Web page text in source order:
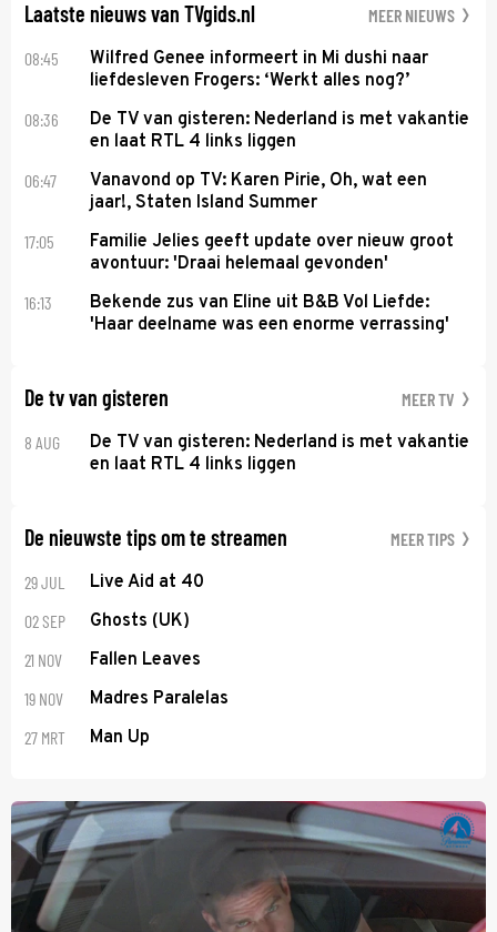
Laatste nieuws van TVgids.nl MEER NIEUWS
08:45
Wilfred Genee informeert in Mi dushi naar
liefdesleven Frogers: ‘Werkt alles nog?’
08:36
De TV van gisteren: Nederland is met vakantie
en laat RTL 4 links liggen
06:47
Vanavond op TV: Karen Pirie, Oh, wat een
jaar!, Staten Island Summer
17:05
Familie Jelies geeft update over nieuw groot
avontuur: 'Draai helemaal gevonden'
16:13
Bekende zus van Eline uit B&B Vol Liefde:
'Haar deelname was een enorme verrassing'
De tv van gisteren MEER TV
8 AUG
De TV van gisteren: Nederland is met vakantie
en laat RTL 4 links liggen
De nieuwste tips om te streamen MEER TIPS
29 JUL Live Aid at 40
02 SEP Ghosts (UK)
21 NOV Fallen Leaves
19 NOV Madres Paralelas
27 MRT Man Up